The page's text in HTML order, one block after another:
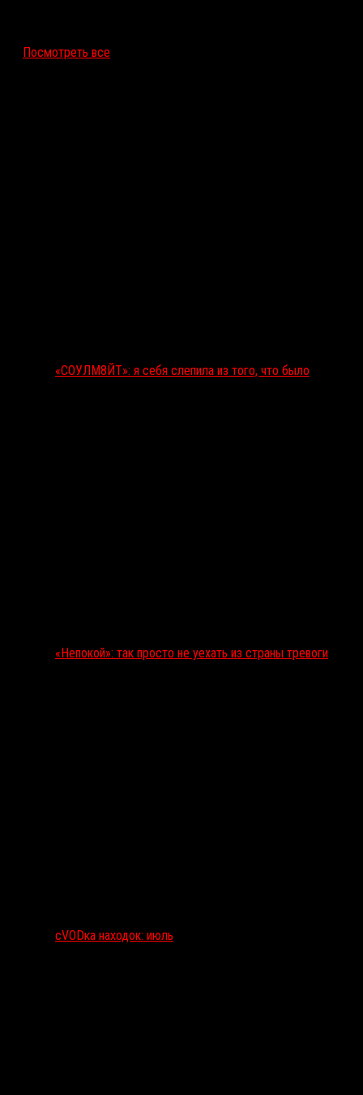
Посмотреть все
«СОУЛМ8ЙТ»: я себя слепила из того, что было
«Непокой»: так просто не уехать из страны тревоги
сVODка находок: июль